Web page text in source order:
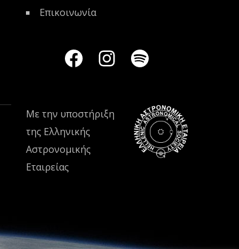
Επικοινωνία
Με την υποστήριξη
της Ελληνικής
Αστρονομικής
Εταιρείας